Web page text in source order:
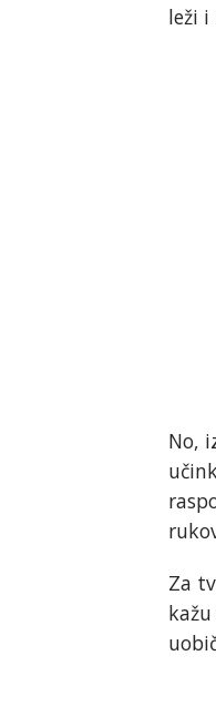
leži
No,
Za